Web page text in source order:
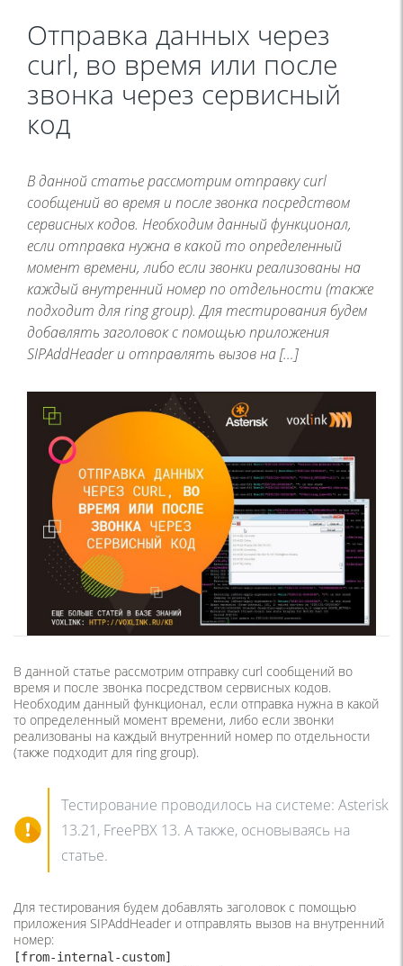
Отправка данных через
curl, во время или после
звонка через сервисный
код
В данной статье рассмотрим отправку curl
сообщений во время и после звонка посредством
сервисных кодов. Необходим данный функционал,
если отправка нужна в какой то определенный
момент времени, либо если звонки реализованы на
каждый внутренний номер по отдельности (также
подходит для ring group). Для тестирования будем
добавлять заголовок с помощью приложения
SIPAddHeader и отправлять вызов на […]
В данной статье рассмотрим отправку curl сообщений во
время и после звонка посредством сервисных кодов.
Необходим данный функционал, если отправка нужна в какой
то определенный момент времени, либо если звонки
реализованы на каждый внутренний номер по отдельности
(также подходит для ring group).
Тестирование проводилось на системе: Asterisk
13.21, FreePBX 13. А также, основываясь на
статье.
Для тестирования будем добавлять заголовок с помощью
приложения SIPAddHeader и отправлять вызов на внутренний
номер:
[from-internal-custom]